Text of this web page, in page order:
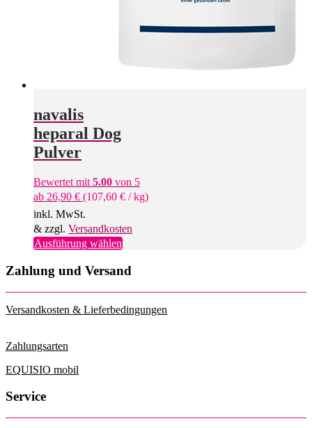
navalis
heparal Dog
Pulver
Bewertet mit 5.00 von 5
ab 26,90 € (107,60 € /kg)
inkl. MwSt.
& zzgl. Versandkosten
Ausführung wählenDieses
weist
Varianten
auf.
Die
Zahlung und Versand
Versandkosten & Lieferbedingungen
Zahlungsarten
EQUISIO mobil
Service